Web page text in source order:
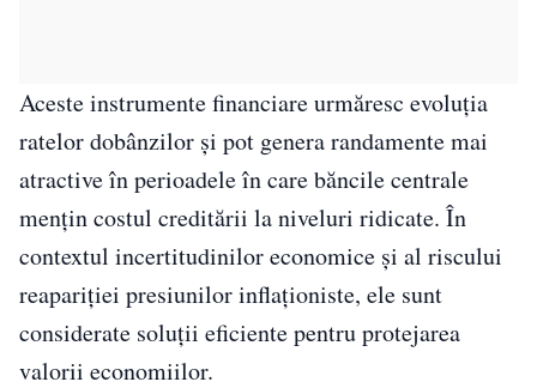
Aceste instrumente financiare urmăresc evoluția
ratelor dobânzilor și pot genera randamente mai
atractive în perioadele în care băncile centrale
mențin costul creditării la niveluri ridicate. În
contextul incertitudinilor economice și al riscului
reapariției presiunilor inflaționiste, ele sunt
considerate soluții eficiente pentru protejarea
valorii economiilor.